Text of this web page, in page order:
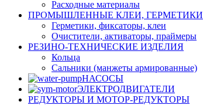
Расходные материалы
ПРОМЫШЛЕННЫЕ КЛЕИ, ГЕРМЕТИКИ
Герметики, фиксаторы, клеи
Очистители, активаторы, праймеры
РЕЗИНО-ТЕХНИЧЕСКИЕ ИЗДЕЛИЯ
Кольца
Сальники (манжеты армированные)
НАСОСЫ
ЭЛЕКТРОДВИГАТЕЛИ
РЕДУКТОРЫ И МОТОР-РЕДУКТОРЫ